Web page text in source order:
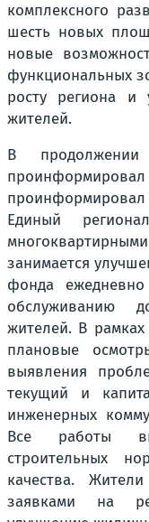
комплексного
шесть новых
новые
функциональных
росту региона и
жителей.
В
Единый
занимается
фонда
обслуживанию
жителей. В
плановые
выявления
текущий и
инженерных
Все работы
строительных
качества.
заявками на